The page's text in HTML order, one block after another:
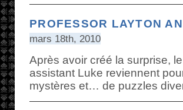
PROFESSOR LAYTON
mars 18th, 2010
Après avoir créé la surprise,
assistant Luke reviennent
mystères et… de puzzles